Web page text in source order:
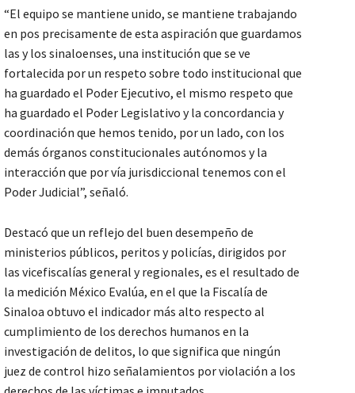
“El equipo se mantiene unido, se mantiene trabajando
en pos precisamente de esta aspiración que guardamos
las y los sinaloenses, una institución que se ve
fortalecida por un respeto sobre todo institucional que
ha guardado el Poder Ejecutivo, el mismo respeto que
ha guardado el Poder Legislativo y la concordancia y
coordinación que hemos tenido, por un lado, con los
demás órganos constitucionales autónomos y la
interacción que por vía jurisdiccional tenemos con el
Poder Judicial”, señaló.
Destacó que un reflejo del buen desempeño de
ministerios públicos, peritos y policías, dirigidos por
las vicefiscalías general y regionales, es el resultado de
la medición México Evalúa, en el que la Fiscalía de
Sinaloa obtuvo el indicador más alto respecto al
cumplimiento de los derechos humanos en la
investigación de delitos, lo que significa que ningún
juez de control hizo señalamientos por violación a los